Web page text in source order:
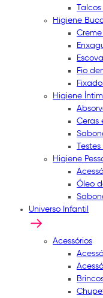
Higiene
Fio
Higiene
Ceras
Higiene
Óleo
Universo Infantil
Acessórios